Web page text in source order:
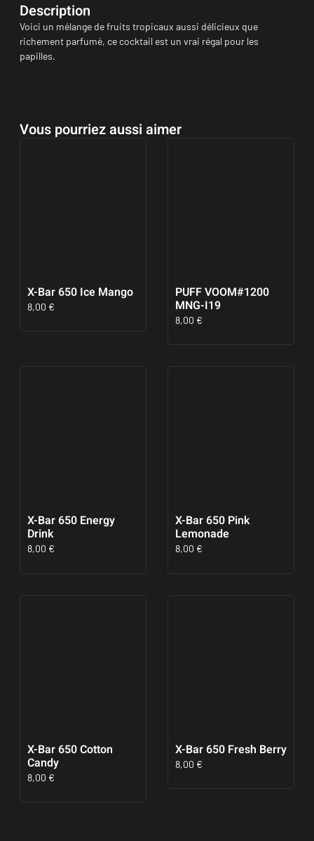
Description
Voici un mélange de fruits tropicaux aussi délicieux que
richement parfumé, ce cocktail est un vrai régal pour les
papilles.
Vous pourriez aussi aimer
X-Bar 650 Ice Mango
8,00 €
PUFF VOOM#1200
MNG-I19
8,00 €
X-Bar 650 Energy
Drink
8,00 €
X-Bar 650 Pink
Lemonade
8,00 €
X-Bar 650 Cotton
Candy
8,00 €
X-Bar 650 Fresh Berry
8,00 €